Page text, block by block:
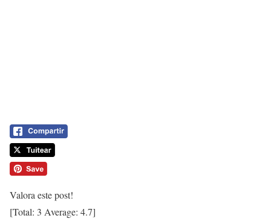
Valora este post!
[Total: 3 Average: 4.7]